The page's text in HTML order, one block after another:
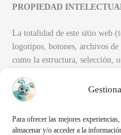
Para ofrecer las mejores
almacenar y/o acceder a la
PROPIEDAD
La totalidad de este sitio web
logotipos, botones, archivos
como la estructura, selección,
Propiedad Intelectual e
distribución, comunicación